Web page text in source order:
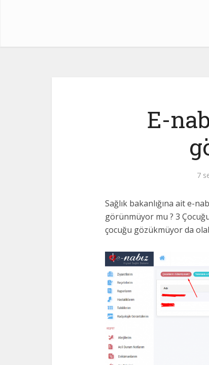
E-
7
Sağlık bakanlığına ait e-
görünmüyor mu ? 3
çocuğu gözükmüyor da